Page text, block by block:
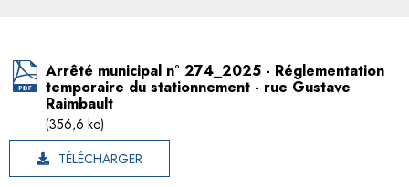
Arrêté municipal n° 274_2025 - Réglementation
temporaire du stationnement - rue Gustave
Raimbault
(356,6 ko)
TÉLÉCHARGER